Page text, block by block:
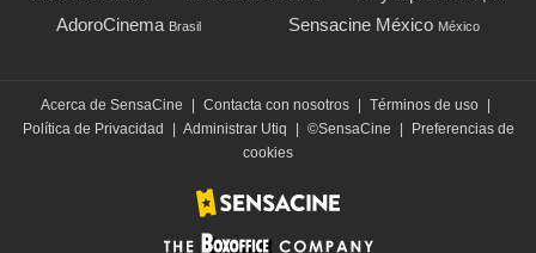
AdoroCinema Brasil Sensacine México México
Acerca de SensaCine | Contacta con nosotros | Términos de uso |
Política de Privacidad
| Administrar Utiq | ©SensaCine |
Preferencias de
cookies